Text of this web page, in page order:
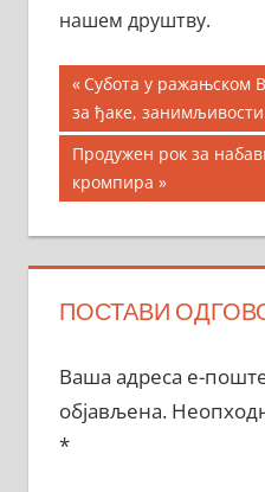
нашем друштву.
Кретање
чланка
Previous
Post:
Субота у ражањском
за ђаке,
Next
Post:
Продужен рок за
кромпира
ПОСТАВИ
Ваша адреса е-
објављена.
*